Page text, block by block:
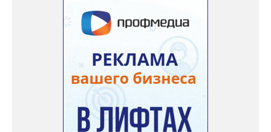
несвоевременно приняли меры для предотвращения
“перемерзания” общей домовой тепловой сети
многоквартирного дома, отсутствовало взаимодействие с
ресурсоснабжающей организацией, ЕДДС и иными службами»,
— сообщила начальник Главного управления ГЖИ Ирина
Настенко. В следующий раз, рекомендовали в
Госжилинспекции, службы должны действовать слаженно. И
оперативно делиться информацией со всеми
заинтересованными – от поставщика тепла до конечных